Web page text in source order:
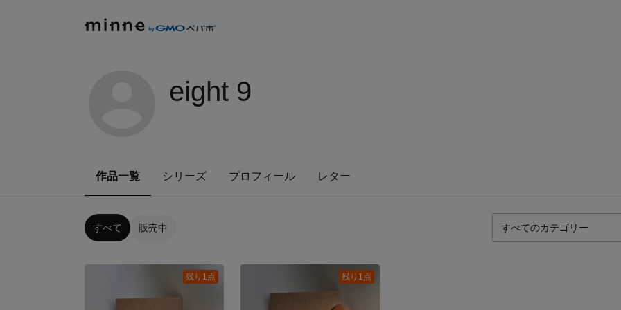
eight 9
作品一覧 シリーズ プロフィール レター
すべて 販売中
残り1点 残り1点